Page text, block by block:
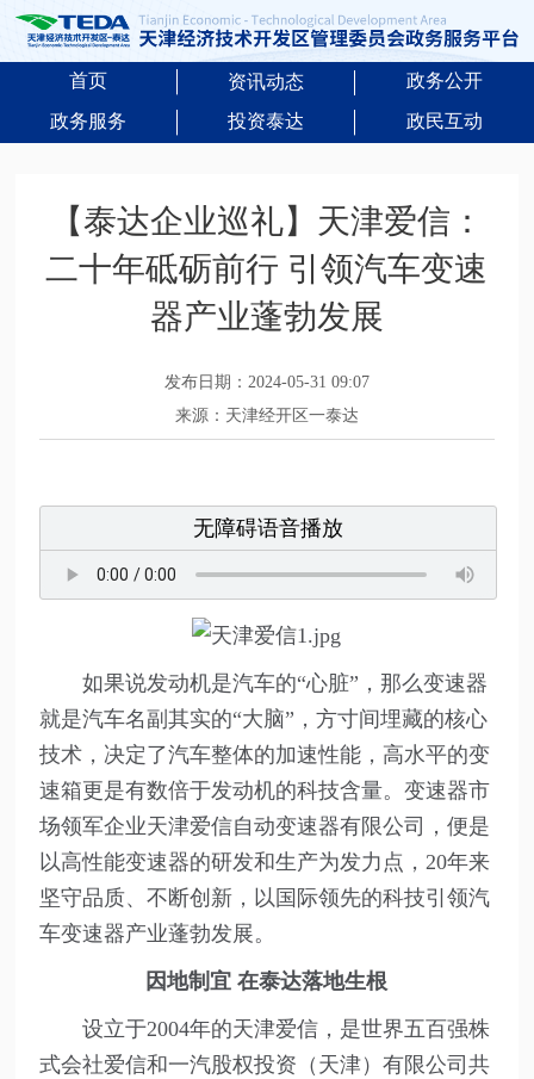
首页 资讯动态
政务公开
政务服务
投资泰达 政民互动
【泰达企业巡礼】天津爱信：
二十年砥砺前行 引领汽车变速
器产业蓬勃发展
发布日期：2024-05-31 09:07
来源：天津经开区一泰达
无障碍语音播放
如果说发动机是汽车的“心脏”，那么变速器
就是汽车名副其实的“大脑”，方寸间埋藏的核心
技术，决定了汽车整体的加速性能，高水平的变
速箱更是有数倍于发动机的科技含量。变速器市
场领军企业天津爱信自动变速器有限公司，便是
以高性能变速器的研发和生产为发力点，20年来
坚守品质、不断创新，以国际领先的科技引领汽
车变速器产业蓬勃发展。
因地制宜 在泰达落地生根
设立于2004年的天津爱信，是世界五百强株
式会社爱信和一汽股权投资（天津）有限公司共